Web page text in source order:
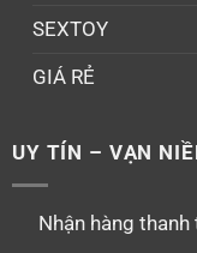
SEXTOY
GIÁ RẺ
UY TÍN – VẠN
Nhận hàng